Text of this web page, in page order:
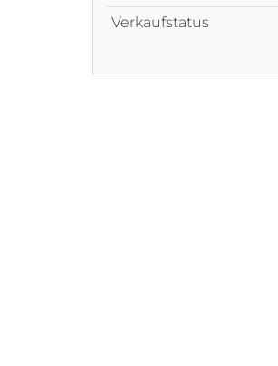
Verkaufstatus